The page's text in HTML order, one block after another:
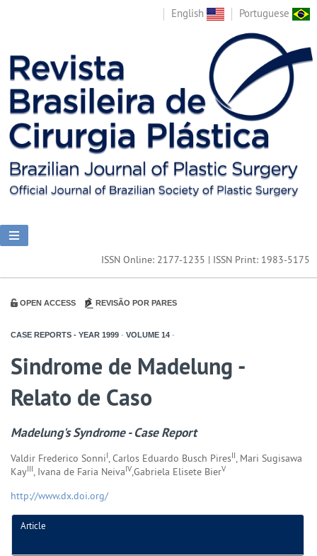
English Portuguese
ISSN Online: 2177-1235 | ISSN Print: 1983-5175
OPEN ACCESS REVISÃO POR PARES
CASE REPORTS - YEAR 1999 - VOLUME 14 -
Sindrome de Madelung -
Relato de Caso
Madelung's Syndrome - Case Report
Valdir Frederico SonniI, Carlos Eduardo Busch PiresII, Mari Sugisawa
KayIII, Ivana de Faria NeivaIV,Gabriela Elisete BierV
http://www.dx.doi.org/
Article